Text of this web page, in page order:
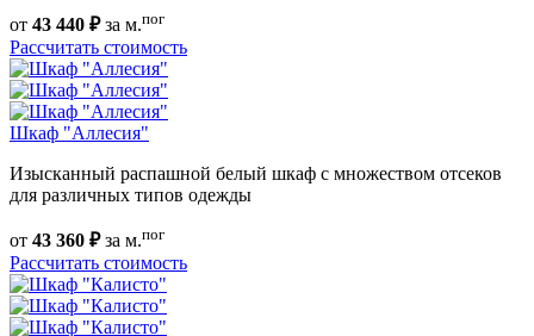
от 43 440 ₽за м.пог
Рассчитать стоимость
Шкаф "Аллесия"
Изысканный распашной белый шкаф с множеством отсеков
для различных типов одежды
от 43 360 ₽за м.пог
Рассчитать стоимость